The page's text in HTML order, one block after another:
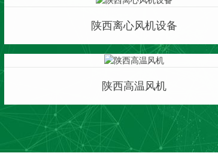
陕西离心风机设备
陕西高温风机